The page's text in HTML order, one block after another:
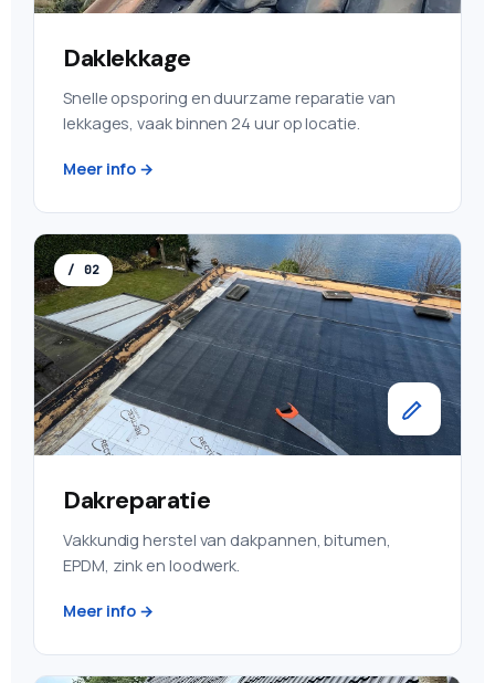
Daklekkage
Snelle opsporing en duurzame reparatie van
lekkages, vaak binnen 24 uur op locatie.
Meer info →
/ 02
Dakreparatie
Vakkundig herstel van dakpannen, bitumen,
EPDM, zink en loodwerk.
Meer info →